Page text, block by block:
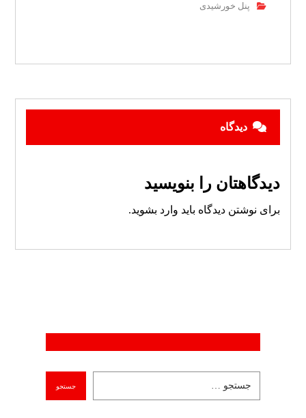
پنل خورشیدی
دیدگاه
دیدگاهتان را بنویسید
برای نوشتن دیدگاه باید وارد بشوید.